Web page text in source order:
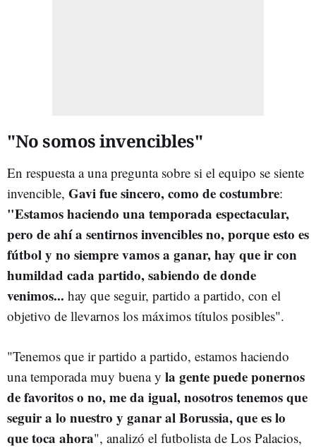
"No somos invencibles"
En respuesta a una pregunta sobre si el equipo se siente
invencible, Gavi fue sincero, como de costumbre:
"Estamos haciendo una temporada espectacular,
pero de ahí a sentirnos invencibles no, porque esto es
fútbol y no siempre vamos a ganar, hay que ir con
humildad cada partido, sabiendo de donde
venimos... hay que seguir, partido a partido, con el
objetivo de llevarnos los máximos títulos posibles".
"Tenemos que ir partido a partido, estamos haciendo
una temporada muy buena y la gente puede ponernos
de favoritos o no, me da igual, nosotros tenemos que
seguir a lo nuestro y ganar al Borussia, que es lo
que toca ahora", analizó el futbolista de Los Palacios,